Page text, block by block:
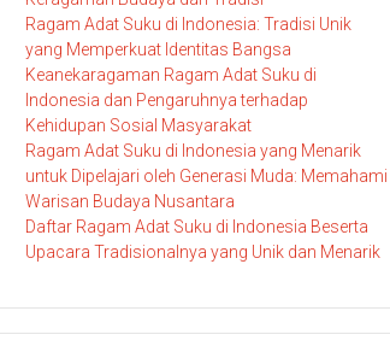
Ragam Adat Suku di Indonesia: Tradisi Unik
yang Memperkuat Identitas Bangsa
Keanekaragaman Ragam Adat Suku di
Indonesia dan Pengaruhnya terhadap
Kehidupan Sosial Masyarakat
Ragam Adat Suku di Indonesia yang Menarik
untuk Dipelajari oleh Generasi Muda: Memahami
Warisan Budaya Nusantara
Daftar Ragam Adat Suku di Indonesia Beserta
Upacara Tradisionalnya yang Unik dan Menarik